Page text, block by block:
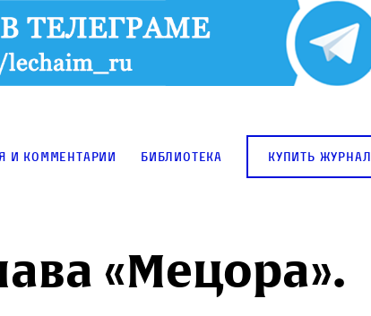
и комментарии Библиотека купить журнал
«Мецора».